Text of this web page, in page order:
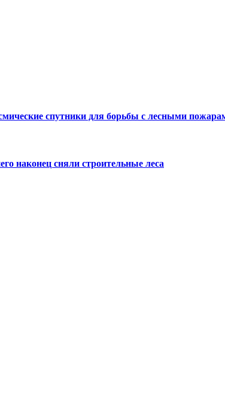
спутники для борьбы с лесными
наконец сняли строительные леса